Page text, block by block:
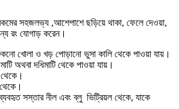
সহজলভ্য ,আশেপাশে ছড়িয়ে থাকা, ফেলে দেওয়া,
রং যোগাড় করেন।
খোলা ও খড় পোড়ানো ভুসা কালি থেকে পাওয়া যায়।
অথবা দধিমাটি থেকে পাওয়া যায়।
সস্তার নীল এবং ব্লু ভিট্রিয়ল থেকে, যাকে